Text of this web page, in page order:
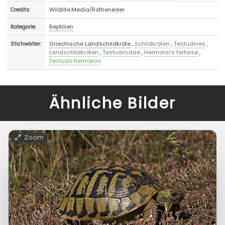
Credits: Wildlife.Media/Rotheneder
Kategorie: Reptilien
Stichwörter: Griechische Landschildkröte, Schildkröten ,Testudines ,
Landschildkröten ,Testudinidae, Hermann's tortoise,
Testudo hermanni
Ähnliche Bilder
Zoom